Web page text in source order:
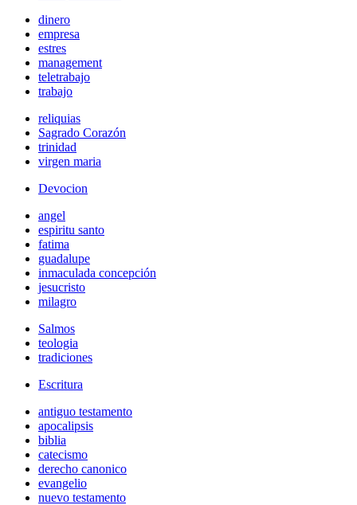
dinero
empresa
estres
management
teletrabajo
trabajo
reliquias
Sagrado Corazón
trinidad
virgen maria
Devocion
angel
espiritu santo
fatima
guadalupe
inmaculada concepción
jesucristo
milagro
Salmos
teologia
tradiciones
Escritura
antiguo testamento
apocalipsis
biblia
catecismo
derecho canonico
evangelio
nuevo testamento